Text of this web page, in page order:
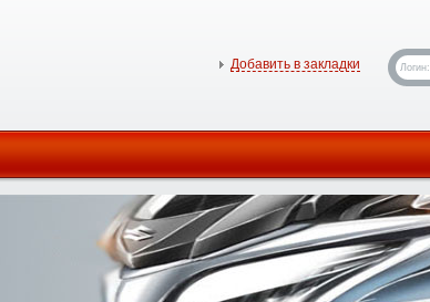
Логин:
Добавить в закладки